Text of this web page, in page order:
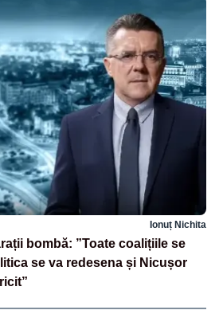
Ionuț Nichita
bombă: ”Toate coalițiile se
se va redesena și Nicușor